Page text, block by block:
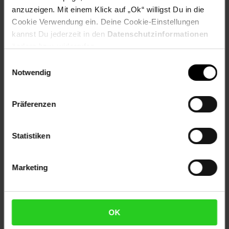
anzuzeigen. Mit einem Klick auf „Ok“ willigst Du in die
Cookie Verwendung ein. Deine Cookie-Einstellungen
kannst Du jederzeit in den Datenschutzinformationen
Notwendig
Präferenzen
Statistiken
Marketing
OK
Artikel gehört zur Kategorie:
Versandinformationen